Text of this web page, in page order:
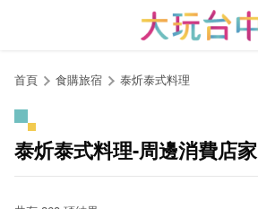
首頁 食購旅宿 泰炘泰式料理
泰炘泰式料理-周邊消費店家